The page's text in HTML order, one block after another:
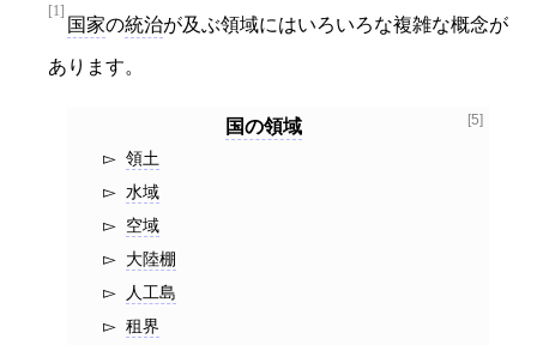
[1]
国家の統治が及ぶ領域にはいろいろな複雑な概念が
あります。
[5]
国の領域
領土
水域
空域
大陸棚
人工島
租界